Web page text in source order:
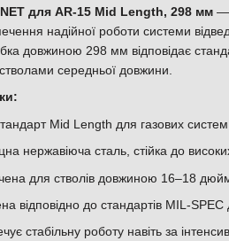
для AR-15 Mid Length, 298 мм —
надійної роботи системи
довжиною 298 мм відповідає
середньої довжини.
Mid Length для газових
нержавіюча сталь, стійка до
для стволів довжиною 16–18
відповідно до стандартів MIL-SPEC
стабільну роботу навіть за